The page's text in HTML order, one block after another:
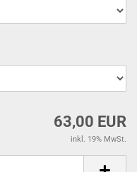
63,00 EUR
inkl. 19% MwSt.